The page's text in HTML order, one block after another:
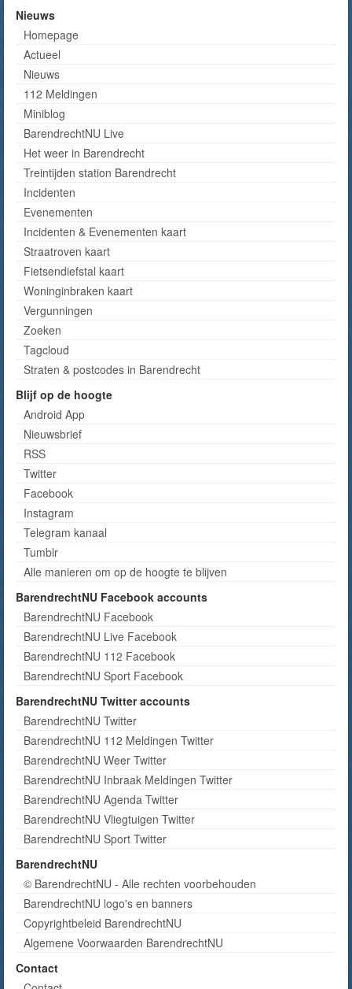
Nieuws
Homepage
Actueel
Nieuws
112 Meldingen
Miniblog
BarendrechtNU Live
Het weer in Barendrecht
Treintijden station Barendrecht
Incidenten
Evenementen
Incidenten & Evenementen kaart
Straatroven kaart
Fietsendiefstal kaart
Woninginbraken kaart
Vergunningen
Zoeken
Tagcloud
Straten & postcodes in Barendrecht
Blijf op de hoogte
Android App
Nieuwsbrief
RSS
Twitter
Facebook
Instagram
Telegram kanaal
Tumblr
Alle manieren om op de hoogte te blijven
BarendrechtNU Facebook accounts
BarendrechtNU Facebook
BarendrechtNU Live Facebook
BarendrechtNU 112 Facebook
BarendrechtNU Sport Facebook
BarendrechtNU Twitter accounts
BarendrechtNU Twitter
BarendrechtNU 112 Meldingen Twitter
BarendrechtNU Weer Twitter
BarendrechtNU Inbraak Meldingen Twitter
BarendrechtNU Agenda Twitter
BarendrechtNU Vliegtuigen Twitter
BarendrechtNU Sport Twitter
BarendrechtNU
© BarendrechtNU - Alle rechten voorbehouden
BarendrechtNU logo's en banners
Copyrightbeleid BarendrechtNU
Algemene Voorwaarden BarendrechtNU
Contact